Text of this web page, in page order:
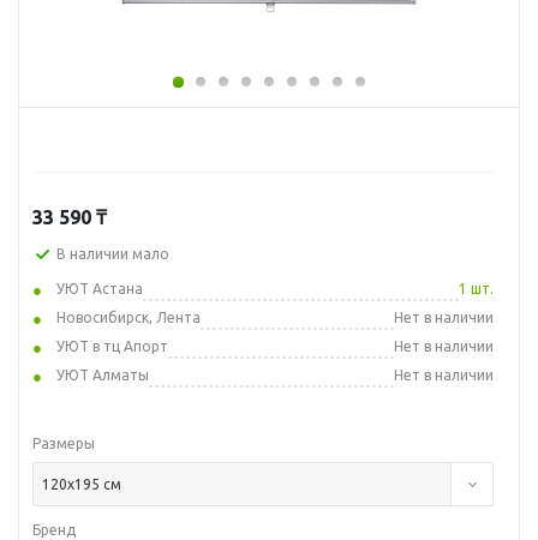
33 590 ₸
В наличии мало
УЮТ Астана
1 шт.
Новосибирск, Лента
Нет в наличии
УЮТ в тц Апорт
Нет в наличии
УЮТ Алматы
Нет в наличии
Размеры
120x195 см
Бренд